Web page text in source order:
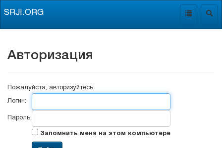
Toggle
SRJI.ORG
Авторизация
Пожалуйста, авторизуйтесь:
Логин:
Пароль:
Запомнить меня на этом компьютере